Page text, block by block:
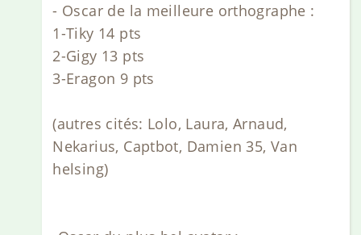
- Oscar de la meilleure orthographe :
1-Tiky 14 pts
2-Gigy 13 pts
3-Eragon 9 pts
(autres cités: Lolo, Laura, Arnaud,
Nekarius, Captbot, Damien 35, Van
helsing)